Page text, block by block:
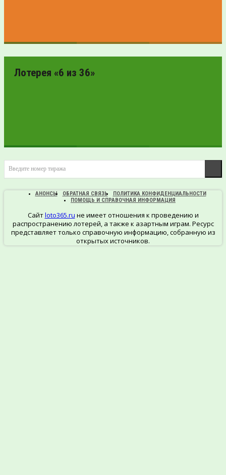
ПРОВЕРИТЬ
БИЛЕТ
Лотерея «6 из 36»
ПРОВЕРИТЬ
БИЛЕТ
Введите номер тиража
АНОНСЫ ОБРАТНАЯ СВЯЗЬ
ПОЛИТИКА КОНФИДЕНЦИАЛЬНОСТИ
ПОМОЩЬ И СПРАВОЧНАЯ ИНФОРМАЦИЯ
Сайтloto365.ru не имеет отношения к проведению и
распространению лотерей, а также к азартным играм. Ресурс
представляет только справочную информацию, собранную из
открытых источников.